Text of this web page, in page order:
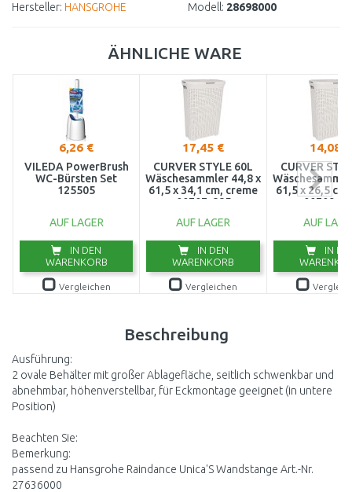
Hersteller: HANSGROHE Modell: 28698000
ÄHNLICHE WARE
6,26 €
VILEDA PowerBrush
WC-Bürsten Set
125505
AUF LAGER
IN DEN
WARENKORB
Vergleichen
17,45 €
CURVER STYLE 60L
Wäschesammler 44,8 x
61,5 x 34,1 cm, creme
00707-885
AUF LAGER
IN DEN
WARENKORB
Vergleichen
14,08 €
CURVER
61,5 x 26,5
00709-
AUF
IN
Beschreibung
Ausführung:
2 ovale Behälter mit großer Ablagefläche, seitlich schwenkbar und
abnehmbar, höhenverstellbar, für Eckmontage geeignet (in untere
Position)
Beachten Sie:
Bemerkung:
passend zu Hansgrohe Raindance Unica'S Wandstange Art.-Nr.
27636000